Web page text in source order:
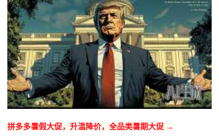
拼多多暑假大促，升温降价，全品类暑期大促 →